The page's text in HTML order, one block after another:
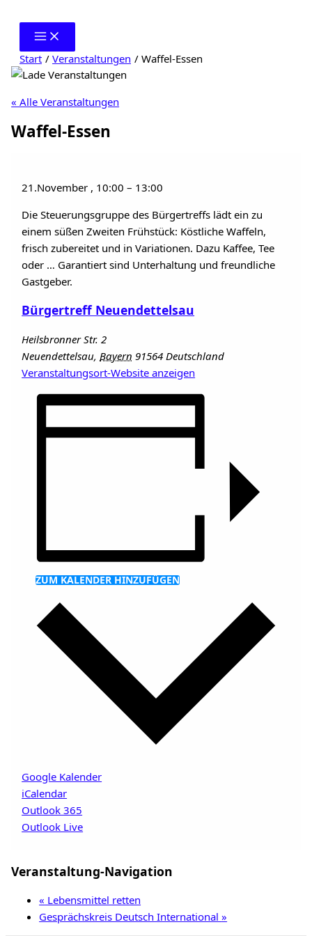
springen
Start
Veranstaltungen Waffel-Essen
« Alle Veranstaltungen
Waffel-Essen
21.November , 10:00– 13:00
Die Steuerungsgruppe des Bürgertreffs lädt ein zu
einem süßen Zweiten Frühstück: Köstliche Waffeln,
frisch zubereitet und in Variationen. Dazu Kaffee, Tee
oder … Garantiert sind Unterhaltung und freundliche
Gastgeber.
Bürgertreff Neuendettelsau
Heilsbronner Str. 2
Neuendettelsau, Bayern 91564 Deutschland
Veranstaltungsort-Website anzeigen
ZUM KALENDER HINZUFÜGEN
Google Kalender
iCalendar
Outlook 365
Outlook Live
Veranstaltung-Navigation
« Lebensmittel retten
Gesprächskreis Deutsch International»